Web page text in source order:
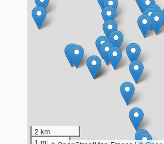
2 km
1 mi